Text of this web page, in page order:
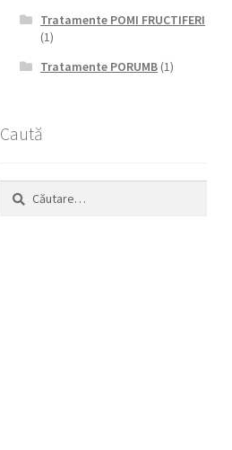
Tratamente POMI FRUCTIFERI
(1)
Tratamente PORUMB(1)
Caută
Caută